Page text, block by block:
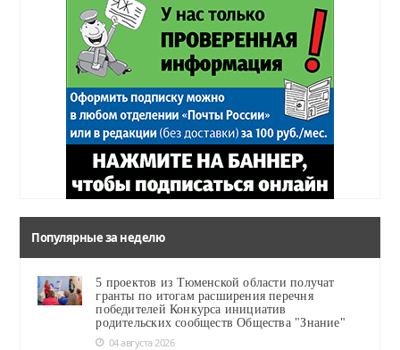
Популярные за неделю
5 проектов из Тюменской области получат
гранты по итогам расширения перечня
победителей Конкурса инициатив
родительских сообществ Общества "Знание"
04 августа 2026